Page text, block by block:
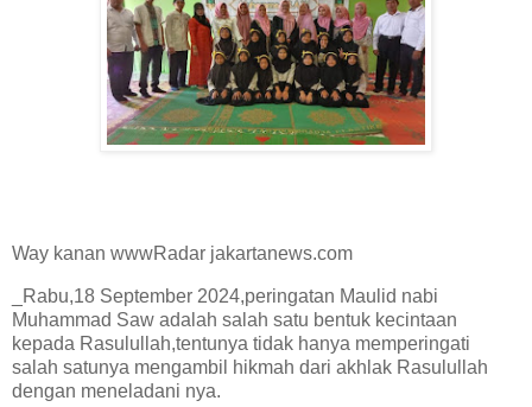
Way kanan wwwRadar jakartanews.com
_Rabu,18 September 2024,peringatan Maulid nabi
Muhammad Saw adalah salah satu bentuk kecintaan
kepada Rasulullah,tentunya tidak hanya memperingati
salah satunya mengambil hikmah dari akhlak Rasulullah
dengan meneladani nya.